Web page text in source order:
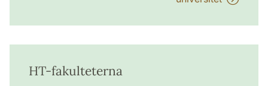
HT-fakulteterna